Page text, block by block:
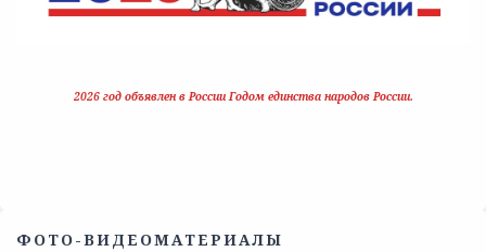
2026 год объявлен в России Годом единства народов России.
ФОТО-ВИДЕОМАТЕРИАЛЫ